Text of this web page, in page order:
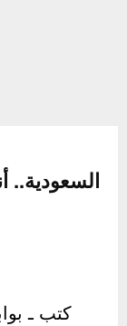
السعودية..
كتب ـ